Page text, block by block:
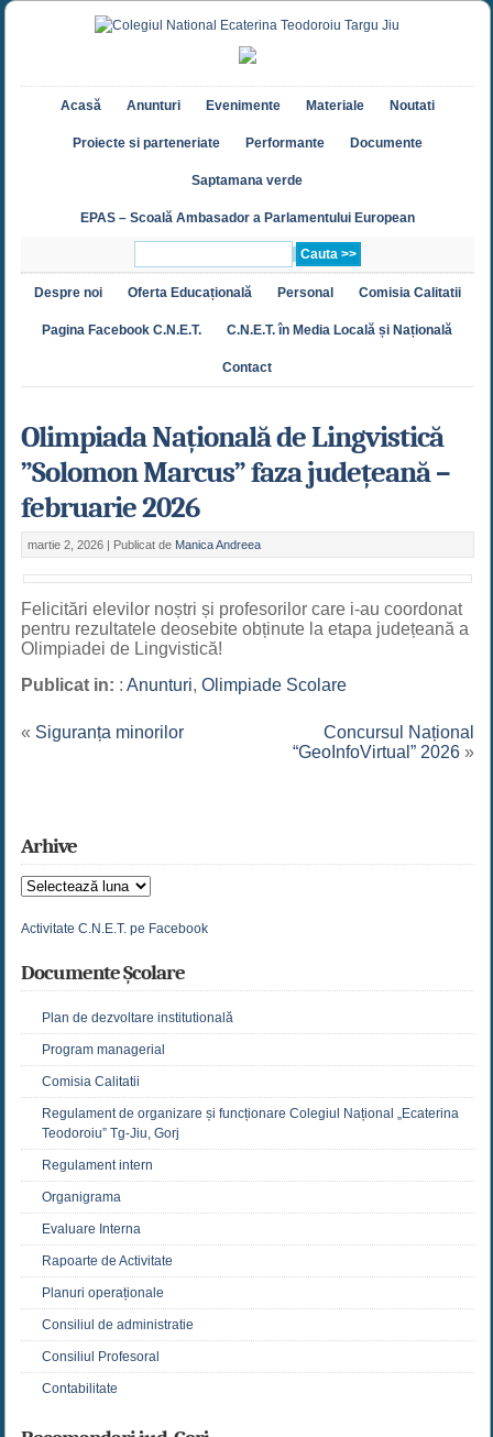
Acasă Anunturi Evenimente Materiale Noutati
Proiecte si parteneriate Performante Documente
Saptamana verde
EPAS – Scoală Ambasador a Parlamentului European
Despre noi Oferta Educațională Personal Comisia Calitatii
Pagina Facebook C.N.E.T. C.N.E.T. în Media Locală și Națională
Contact
Olimpiada Națională de Lingvistică
”Solomon Marcus” faza județeană –
februarie 2026
martie 2, 2026 | Publicat de Manica Andreea
Felicitări elevilor noștri și profesorilor care i-au coordonat
pentru rezultatele deosebite obținute la etapa județeană a
Olimpiadei de Lingvistică!
Publicat in: : Anunturi, Olimpiade Scolare
« Siguranța minorilor
Concursul Național
“GeoInfoVirtual” 2026 »
Arhive
Arhive
Activitate C.N.E.T. pe Facebook
Documente Școlare
Plan de dezvoltare institutională
Program managerial
Comisia Calitatii
Regulament de organizare și funcționare Colegiul Național „Ecaterina
Teodoroiu” Tg-Jiu, Gorj
Regulament intern
Organigrama
Evaluare Interna
Rapoarte de Activitate
Planuri operaționale
Consiliul de administratie
Consiliul Profesoral
Contabilitate